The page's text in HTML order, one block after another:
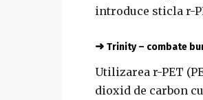
introduce sticla r-
➜ Trinity – combate
Utilizarea r-PET
dioxid de carbon